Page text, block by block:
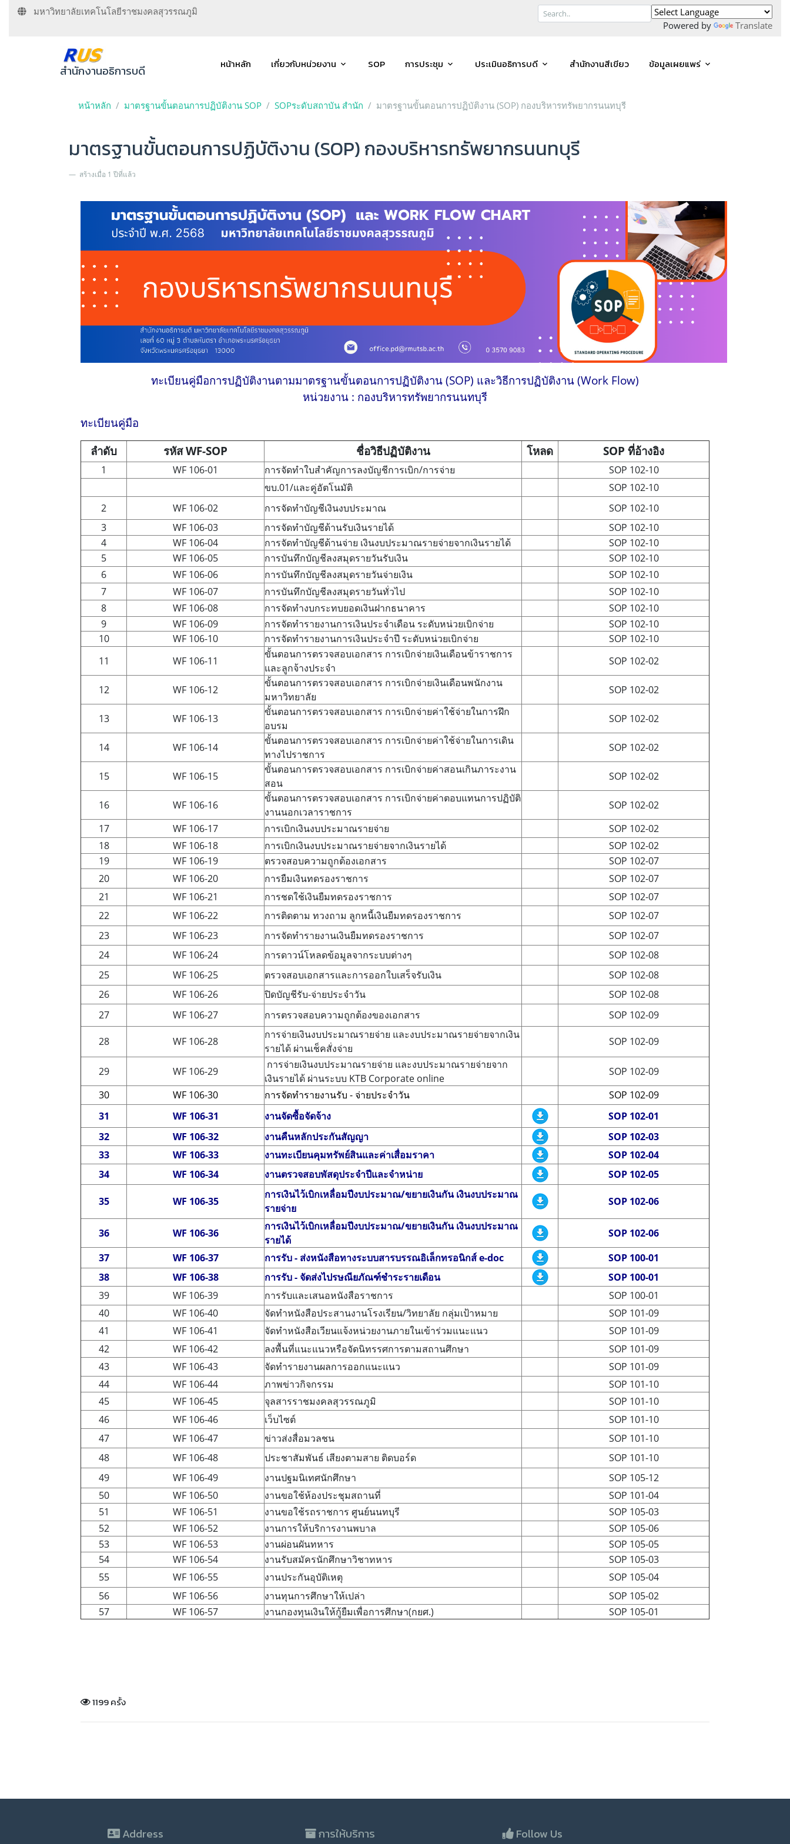
มหาวิทยาลัยเทคโนโลยีราชมงคลสุวรรณภูมิ
Powered by
Translate
สำนักงานอธิการบดี หน้าหลัก เกี่ยวกับหน่วยงาน SOP การประชุม ประเมินอธิการบดี สำนักงานสีเขียว ข้อมูลเผยแพร่
หน้าหลัก มาตรฐานขั้นตอนการปฏิบัติงาน SOP SOPระดับสถาบัน สำนัก มาตรฐานขั้นตอนการปฏิบัติงาน (SOP) กองบริหารทรัพยากรนนทบุรี
มาตรฐานขั้นตอนการปฏิบัติงาน (SOP) กองบริหารทรัพยากรนนทบุรี
สร้างเมื่อ 1 ปีที่แล้ว
ทะเบียนคู่มือการปฏิบัติงานตามมาตรฐานขั้นตอนการปฏิบัติงาน (SOP) และวิธีการปฏิบัติงาน (Work Flow)
หน่วยงาน : กองบริหารทรัพยากรนนทบุรี
ทะเบียนคู่มือ
ลำดับ
รหัส WF-SOP ชื่อวิธีปฏิบัติงาน โหลด SOP ที่อ้างอิง
1 WF 106-01 การจัดทำใบสำคัญการลงบัญชีการเบิก/การจ่าย
SOP 102-10
ขบ.01/และคู่อัตโนมัติ
SOP 102-10
2
WF 106-02 การจัดทำบัญชีเงินงบประมาณ
SOP 102-10
3
WF 106-03 การจัดทำบัญชีด้านรับเงินรายได้
SOP 102-10
4
WF 106-04 การจัดทำบัญชีด้านจ่าย เงินงบประมาณรายจ่ายจากเงินรายได้
SOP 102-10
5
WF 106-05 การบันทึกบัญชีลงสมุดรายวันรับเงิน
SOP 102-10
6
WF 106-06 การบันทึกบัญชีลงสมุดรายวันจ่ายเงิน
SOP 102-10
7
WF 106-07 การบันทึกบัญชีลงสมุดรายวันทั่วไป
SOP 102-10
8
WF 106-08 การจัดทำงบกระทบยอดเงินฝากธนาคาร
SOP 102-10
9
WF 106-09 การจัดทำรายงานการเงินประจำเดือน ระดับหน่วยเบิกจ่าย
SOP 102-10
10
WF 106-10 การจัดทำรายงานการเงินประจำปี ระดับหน่วยเบิกจ่าย
SOP 102-10
11
WF 106-11
ขั้นตอนการตรวจสอบเอกสาร การเบิกจ่ายเงินเดือนข้าราชการ
และลูกจ้างประจำ
SOP 102-02
12 WF 106-12
ขั้นตอนการตรวจสอบเอกสาร การเบิกจ่ายเงินเดือนพนักงาน
มหาวิทยาลัย
SOP 102-02
13 WF 106-13
ขั้นตอนการตรวจสอบเอกสาร การเบิกจ่ายค่าใช้จ่ายในการฝึก
อบรม
SOP 102-02
14 WF 106-14
ขั้นตอนการตรวจสอบเอกสาร การเบิกจ่ายค่าใช้จ่ายในการเดิน
ทางไปราชการ
SOP 102-02
15 WF 106-15
ขั้นตอนการตรวจสอบเอกสาร การเบิกจ่ายค่าสอนเกินภาระงาน
สอน
SOP 102-02
16 WF 106-16
ขั้นตอนการตรวจสอบเอกสาร การเบิกจ่ายค่าตอบแทนการปฏิบัติ
งานนอกเวลาราชการ
SOP 102-02
17
WF 106-17 การเบิกเงินงบประมาณรายจ่าย
SOP 102-02
18
WF 106-18 การเบิกเงินงบประมาณรายจ่ายจากเงินรายได้
SOP 102-02
19
WF 106-19 ตรวจสอบความถูกต้องเอกสาร
SOP 102-07
20
WF 106-20 การยืมเงินทดรองราชการ
SOP 102-07
21
WF 106-21 การชดใช้เงินยืมทดรองราชการ
SOP 102-07
22
WF 106-22 การติดตาม ทวงถาม ลูกหนี้เงินยืมทดรองราชการ
SOP 102-07
23
WF 106-23 การจัดทำรายงานเงินยืมทดรองราชการ
SOP 102-07
24
WF 106-24 การดาวน์โหลดข้อมูลจากระบบต่างๆ
SOP 102-08
25
WF 106-25 ตรวจสอบเอกสารและการออกใบเสร็จรับเงิน
SOP 102-08
26
WF 106-26 ปิดบัญชีรับ-จ่ายประจำวัน
SOP 102-08
27
WF 106-27 การตรวจสอบความถูกต้องของเอกสาร SOP 102-09
28 WF 106-28
การจ่ายเงินงบประมาณรายจ่าย และงบประมาณรายจ่ายจากเงิน
รายได้ ผ่านเช็คสั่งจ่าย
SOP 102-09
29 WF 106-29
การจ่ายเงินงบประมาณรายจ่าย และงบประมาณรายจ่ายจาก
เงินรายได้ ผ่านระบบ KTB Corporate online
SOP 102-09
30
WF 106-30 การจัดทำรายงานรับ - จ่ายประจำวัน
SOP 102-09
31
WF 106-31 งานจัดซื้อจัดจ้าง
SOP 102-01
32
WF 106-32 งานคืนหลักประกันสัญญา
SOP 102-03
33
WF 106-33 งานทะเบียนคุมทรัพย์สินและค่าเสื่อมราคา
SOP 102-04
34
WF 106-34 งานตรวจสอบพัสดุประจำปีและจำหน่าย SOP 102-05
35 WF 106-35
การเงินไว้เบิกเหลื่อมปีงบประมาณ/ขยายเงินกัน เงินงบประมาณ
รายจ่าย
SOP 102-06
36 WF 106-36
การเงินไว้เบิกเหลื่อมปีงบประมาณ/ขยายเงินกัน เงินงบประมาณ
รายได้
SOP 102-06
37
WF 106-37 การรับ - ส่งหนังสือทางระบบสารบรรณอิเล็กทรอนิกส์ e-doc
SOP 100-01
38
WF 106-38 การรับ - จัดส่งไปรษณียภัณฑ์ชำระรายเดือน
SOP 100-01
39
WF 106-39 การรับและเสนอหนังสือราชการ
SOP 100-01
40
WF 106-40 จัดทําหนังสือประสานงานโรงเรียน/วิทยาลัย กลุ่มเป้าหมาย
SOP 101-09
41
WF 106-41 จัดทําหนังสือเวียนแจ้งหน่วยงานภายในเข้าร่วมแนะแนว
SOP 101-09
42
WF 106-42 ลงพื้นที่แนะแนวหรือจัดนิทรรศการตามสถานศึกษา
SOP 101-09
43
WF 106-43 จัดทํารายงานผลการออกแนะแนว
SOP 101-09
44
WF 106-44 ภาพข่าวกิจกรรม
SOP 101-10
45
WF 106-45 จุลสารราชมงคลสุวรรณภูมิ
SOP 101-10
46
WF 106-46 เว็บไซต์
SOP 101-10
47
WF 106-47 ข่าวส่งสื่อมวลชน
SOP 101-10
48
WF 106-48 ประชาสัมพันธ์ เสียงตามสาย ติดบอร์ด
SOP 101-10
49
WF 106-49 งานปฐมนิเทศนักศึกษา
SOP 105-12
50
WF 106-50 งานขอใช้ห้องประชุมสถานที่
SOP 101-04
51
WF 106-51 งานขอใช้รถราชการ ศูนย์นนทบุรี
SOP 105-03
52
WF 106-52 งานการให้บริการงานพบาล
SOP 105-06
53
WF 106-53 งานผ่อนผันทหาร
SOP 105-05
54
WF 106-54 งานรับสมัครนักศึกษาวิชาทหาร
SOP 105-03
55
WF 106-55 งานประกันอุบัติเหตุ
SOP 105-04
56
WF 106-56 งานทุนการศึกษาให้เปล่า
SOP 105-02
57
WF 106-57 งานกองทุนเงินให้กู้ยืมเพื่อการศึกษา(กยศ.) SOP 105-01
1199 ครั้ง
Address การให้บริการ Follow Us